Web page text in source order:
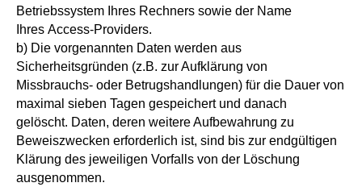
Betriebssystem Ihres Rechners sowie der Name
Ihres Access-Providers.
b) Die vorgenannten Daten werden aus
Sicherheitsgründen (z.B. zur Aufklärung von
Missbrauchs- oder Betrugshandlungen) für die Dauer von
maximal sieben Tagen gespeichert und danach
gelöscht. Daten, deren weitere Aufbewahrung zu
Beweiszwecken erforderlich ist, sind bis zur endgültigen
Klärung des jeweiligen Vorfalls von der Löschung
ausgenommen.